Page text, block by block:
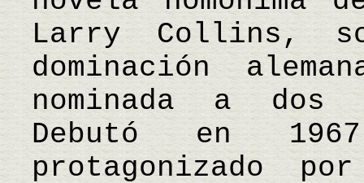
Larry Collins,
dominación
nominada a dos
Debutó en
protagonizado